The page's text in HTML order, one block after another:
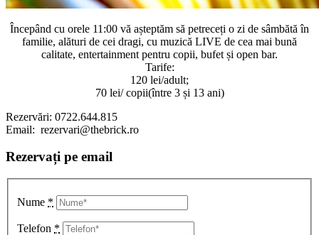
Începând cu orele 11:00 vă așteptăm să petreceți o zi de sâmbătă în
familie, alături de cei dragi, cu muzică LIVE de cea mai bună
calitate, entertainment pentru copii, bufet și open bar.
Tarife:
120 lei/adult;
70 lei/ copii(între 3 și 13 ani)
Rezervări: 0722.644.815
Email: rezervari@thebrick.ro
Rezervați pe email
Nume *
Telefon *